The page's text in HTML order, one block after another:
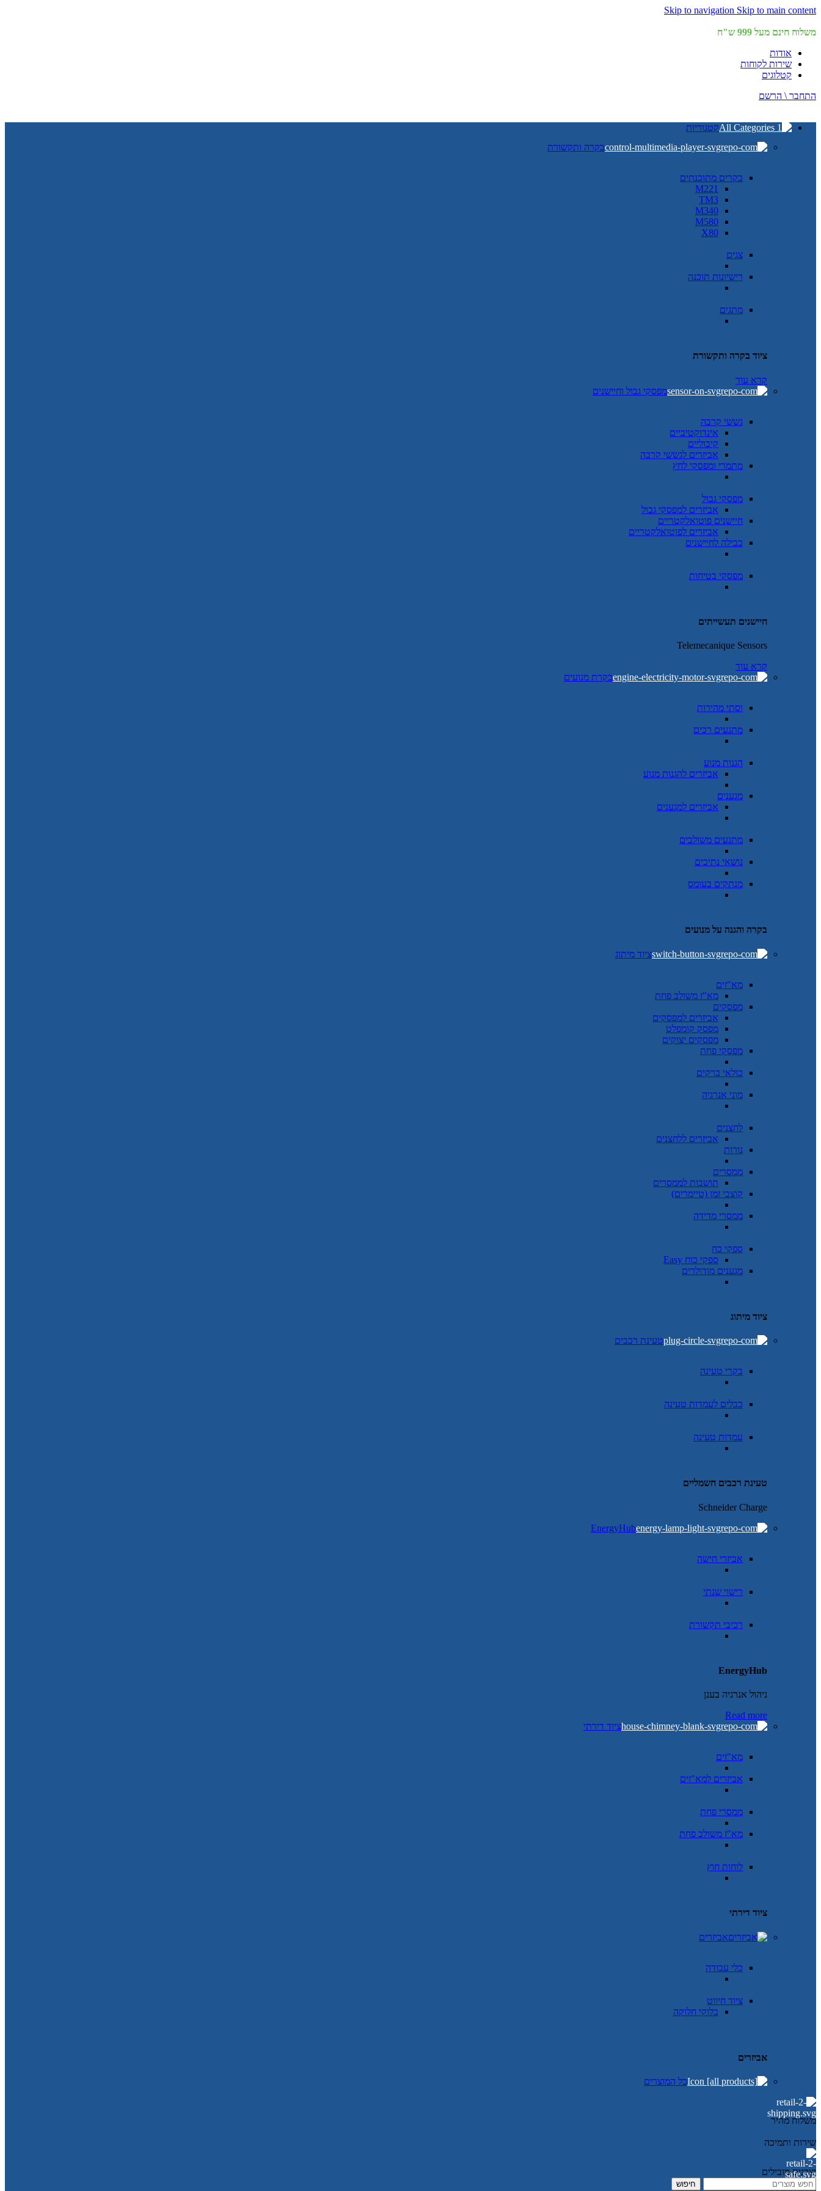
Skip to navigation Skip to main content
משלוח חינם מעל 999 ש"ח
אודות
שירות לקוחות
קטלוגים
התחבר \ הרשם
קטגוריות
בקרה ותקשורת
בקרים מתוכנתים
M221
TM3
M340
M580
X80
צגים
רישיונות תוכנה
מתגים
ציוד בקרה ותקשורת
קרא עוד
מפסקי גבול וחיישנים
גששי קרבה
אינדוקטיביים
קיבוליים
אביזרים לגששי קרבה
מתמרי ומפסקי לחץ
מפסקי גבול
אביזרים למפסקי גבול
חיישנים פוטואלקטריים
אביזרים לפוטואלקטריים
כבילה לחיישנים
מפסקי בטיחות
חיישנים תעשייתים
Telemecanique Sensors
קרא עוד
בקרת מנועים
וסתי מהירות
מתנעים רכים
הגנות מנוע
אביזרים להגנות מנוע
מגענים
אביזרים למגענים
מתנעים משולבים
נושאי נתיכים
מנתקים בעומס
בקרה והגנה על מנועים
ציוד מיתוג
מא"זים
מא"ז משולב פחת
מפסקים
אביזרים למפסקים
מפסק קומפלט
מפסקים יצוקים
מפסקי פחת
כולאי ברקים
מוני אנרגיה
לחצנים
אביזרים ללחצנים
נורות
ממסרים
תושבות לממסרים
קוצבי זמן (טיימרים)
ממסרי מדידה
ספקי כח
ספקי כוח Easy
מגענים מודולרים
ציוד מיתוג
טעינת רכבים
בקרי טעינה
כבלים לעמדות טעינה
עמדות טעינה
טעינת רכבים חשמליים
Schneider Charge
EnergyHub
אביזרי חישה
רישוי שנתי
רכיבי תקשורת
EnergyHub
ניהול אנרגיה בענן
Read more
ציוד דירתי
מא"זים
אביזרים למא"זים
ממסרי פחת
מא"ז משולב פחת
לוחות חוץ
ציוד דירתי
אביזרים
כלי עבודה
ציוד חיווט
בלוקי חלוקה
אביזרים
כל המוצרים
משלוח מהיר
שירות ותמיכה
יצרנים מובילים
חיפוש